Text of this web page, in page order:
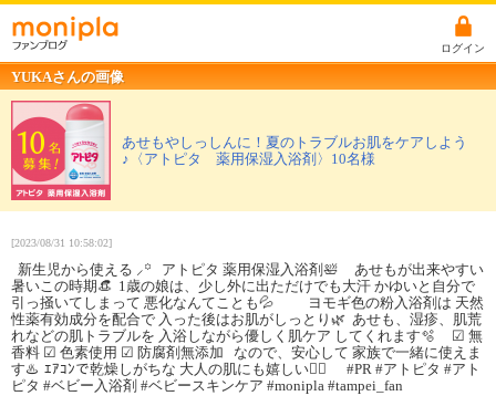
ログイン
YUKAさんの画像
あせもやしっしんに！夏のトラブルお肌をケアしよう
♪〈アトピタ 薬用保湿入浴剤〉10名様
[2023/08/31 10:58:02]
⁡ ⁡ 新生児から使える ⸝꙳ ⁡ ⁡ アトピタ 薬用保湿入浴剤🛀 ⁡ ⁡ ⁡ ⁡ あせもが出来やすい
暑いこの時期👒 ⁡ 1歳の娘は、少し外に出ただけでも大汗 かゆいと自分で
引っ掻いてしまって 悪化なんてことも💦 ⁡ ⁡ ⁡ ⁡ ヨモギ色の粉入浴剤は 天然
性薬有効成分を配合で 入った後はお肌がしっとり🌿 ⁡ あせも、湿疹、肌荒
れなどの肌トラブルを 入浴しながら優しく肌ケア してくれます🫧 ⁡ ⁡ ⁡ ⁡ ☑︎ 無
香料 ☑︎ 色素使用 ☑︎ 防腐剤無添加 ⁡ ⁡ なので、安心して 家族で一緒に使えま
す♨️ ⁡ ｴｱｺﾝで乾燥しがちな 大人の肌にも嬉しい🙆‍♀️ ⁡ ⁡ ⁡ ⁡ ⁡ #PR #アトピタ #アト
ピタ #ベビー入浴剤 #ベビースキンケア #monipla #tampei_fan